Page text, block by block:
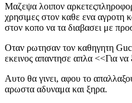
Μαζεψα λοιπον
χρησιμες στον καθε ενα αγροτη
στον κοπο να τα διαβασει με
Oταν ρωτησαν τον καθηγητη
εκεινος απαντησε απλα <<Για
Αυτο θα γινει, αφου το
αρωστα αδυναμα και ξηρα.